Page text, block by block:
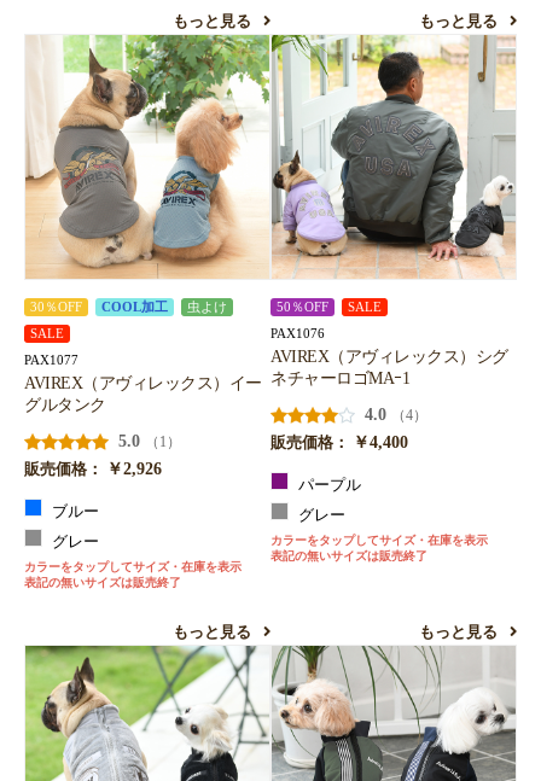
もっと見る もっと見る
30％OFF COOL加工
虫よけ
SALE
PAX1077
AVIREX（アヴィレックス）イー
グルタンク
5.0
（1）
販売価格：
￥2,926
ブルー
グレー
カラーをタップしてサイズ・在庫を表示
表記の無いサイズは販売終了
もっと見る
50％OFF SALE
PAX1076
AVIREX（アヴィレックス）シグ
ネチャーロゴMAｰ1
4.0
（4）
販売価格：
￥4,400
パープル
グレー
カラーをタップしてサイズ・在庫を表示
表記の無いサイズは販売終了
もっと見る